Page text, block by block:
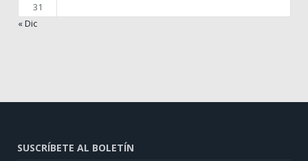
31
« Dic
SUSCRÍBETE AL BOLETÍN